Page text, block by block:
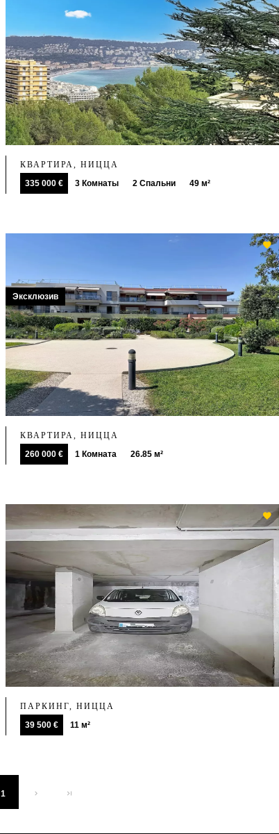
КВАРТИРА, НИЦЦА
335 000 €
3 Комнаты 2 Спальни 49 м²
КВАРТИРА, НИЦЦА
260 000 €
1 Комната 26.85 м²
Эксклюзив
ПАРКИНГ, НИЦЦА
39 500 €
11 м²
1